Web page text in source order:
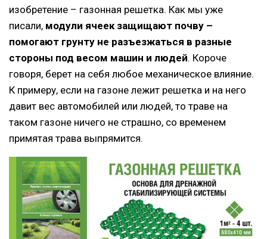
изобретение – газонная решетка. Как мы уже
писали, модули ячеек защищают почву –
помогают грунту не разъезжаться в разные
стороны под весом машин и людей. Короче
говоря, берет на себя любое механическое влияние.
К примеру, если на газоне лежит решетка и на него
давит вес автомобилей или людей, то траве на
таком газоне ничего не страшно, со временем
примятая трава выпрямится.